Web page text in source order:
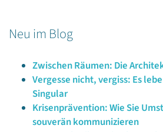
Neu im Blog
Zwischen Räumen: Die
Vergesse nicht, vergiss: Es
Singular
Krisenprävention: Wie Sie
souverän kommunizieren